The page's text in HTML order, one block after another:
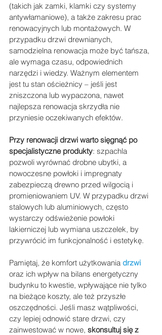
(takich jak zamki, klamki czy systemy
antywłamaniowe), a także zakresu prac
renowacyjnych lub montażowych. W
przypadku drzwi drewnianych,
samodzielna renowacja może być tańsza,
ale wymaga czasu, odpowiednich
narzędzi i wiedzy. Ważnym elementem
jest tu stan ościeżnicy – jeśli jest
zniszczona lub wypaczona, nawet
najlepsza renowacja skrzydła nie
przyniesie oczekiwanych efektów.
Przy renowacji drzwi warto sięgnąć po
specjalistyczne produkty: szpachla
pozwoli wyrównać drobne ubytki, a
nowoczesne powłoki i impregnaty
zabezpieczą drewno przed wilgocią i
promieniowaniem UV. W przypadku drzwi
stalowych lub aluminiowych, często
wystarczy odświeżenie powłoki
lakierniczej lub wymiana uszczelek, by
przywrócić im funkcjonalność i estetykę.
Pamiętaj, że komfort użytkowania drzwi
oraz ich wpływ na bilans energetyczny
budynku to kwestie, wpływające nie tylko
na bieżące koszty, ale też przyszłe
oszczędności. Jeśli masz wątpliwości,
czy lepiej odnowić stare drzwi, czy
zainwestować w nowe, skonsultuj się z